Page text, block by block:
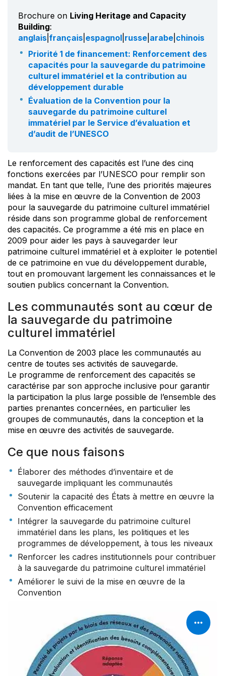
Brochure on Living Heritage and Capacity
Building:
anglais français espagnol russe arabe chinois
Priorité 1 de financement: Renforcement des
capacités pour la sauvegarde du patrimoine
culturel immatériel et la contribution au
développement durable
Évaluation de la Convention pour la
sauvegarde du patrimoine culturel
immatériel par le Service d’évaluation et
d’audit de l’UNESCO
Le renforcement des capacités est l’une des cinq
fonctions exercées par l’UNESCO pour remplir son
mandat. En tant que telle, l’une des priorités majeures
liées à la mise en œuvre de la Convention de 2003
pour la sauvegarde du patrimoine culturel immatériel
réside dans son programme global de renforcement
des capacités. Ce programme a été mis en place en
2009 pour aider les pays à sauvegarder leur
patrimoine culturel immatériel et à exploiter le potentiel
de ce patrimoine en vue du développement durable,
tout en promouvant largement les connaissances et le
soutien publics concernant la Convention.
Les communautés sont au cœur de
la sauvegarde du patrimoine
culturel immatériel
La Convention de 2003 place les communautés au
centre de toutes ses activités de sauvegarde.
Le programme de renforcement des capacités se
caractérise par son approche inclusive pour garantir
la participation la plus large possible de l’ensemble des
parties prenantes concernées, en particulier les
groupes de communautés, dans la conception et la
mise en œuvre des activités de sauvegarde.
Ce que nous faisons
Élaborer des méthodes d’inventaire et de
sauvegarde impliquant les communautés
Soutenir la capacité des États à mettre en œuvre la
Convention efficacement
Intégrer la sauvegarde du patrimoine culturel
immatériel dans les plans, les politiques et les
programmes de développement, à tous les niveaux
Renforcer les cadres institutionnels pour contribuer
à la sauvegarde du patrimoine culturel immatériel
Améliorer le suivi de la mise en œuvre de la
Convention